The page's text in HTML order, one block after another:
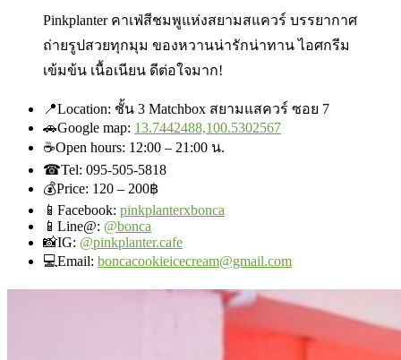
Pinkplanter คาเฟ่สีชมพูแห่งสยามสแควร์ บรรยากาศ
ถ่ายรูปสวยทุกมุม ของหวานน่ารักน่าทาน ไอศกรีม
เข้มข้น เนื้อเนียน ดีต่อใจมาก!
📍Location: ชั้น 3 Matchbox สยามแสควร์ ซอย 7
🚗Google map: 13.7442488,100.5302567
☕Open hours: 12:00 – 21:00 น.
☎Tel: 095-505-5818
💰Price: 120 – 200฿
📱Facebook: pinkplanterxbonca
📱Line@: @bonca
📸IG: @pinkplanter.cafe
💻Email: boncacookieicecream@gmail.com